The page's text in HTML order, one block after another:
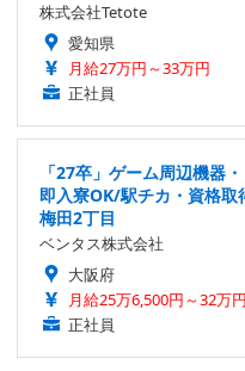
株式会社Tetote
愛知県
月給27万円～33万円
正社員
「27卒」ゲーム周辺機器
即入寮OK/駅チカ・資格取
梅田2丁目
ベンタス株式会社
大阪府
月給25万6,500円～32万円
正社員